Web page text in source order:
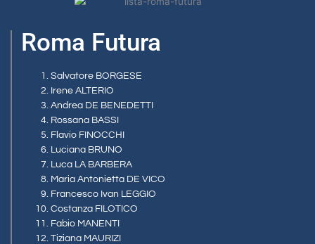
Roma Futura
Salvatore BORGESE
Irene ALTERIO
Andrea DE BENEDETTI
Rossana BASSI
Flavio FINOCCHI
Luciana BRUNO
Luca LA BARBERA
Maria Antonietta DE VICO
Francesco Ivan LEGGIO
Costanza FILOTICO
Fabio MANENTI
Tiziana MAURIZI